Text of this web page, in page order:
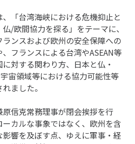
「台湾海峡における危機抑止と
/欧間協力を探る」をテーマに、
ンスおよび欧州の安全保障への
フランスによる台湾やASEAN等
対する関わり方、日本と仏・
宙領域等における協力可能性等
ました。
信克常務理事が閉会挨拶を行
カルな事象ではなく、欧州を含
響を及ぼす点、ゆえに軍事・経